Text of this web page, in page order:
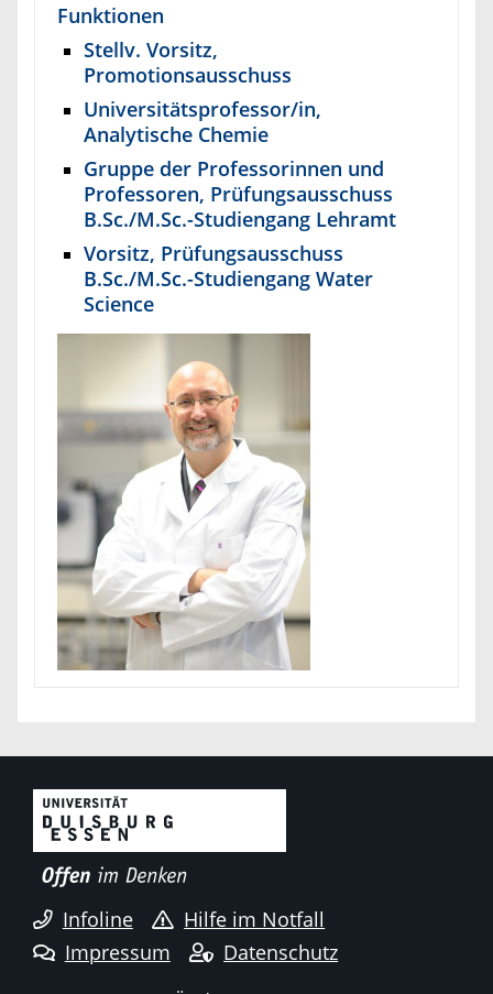
Funktionen
Stellv. Vorsitz,
Promotionsausschuss
Universitätsprofessor/in,
Analytische Chemie
Gruppe der Professorinnen und
Professoren, Prüfungsausschuss
B.Sc./M.Sc.-Studiengang Lehramt
Vorsitz, Prüfungsausschuss
B.Sc./M.Sc.-Studiengang Water
Science
Infoline
Hilfe im Notfall
Impressum
Datenschutz